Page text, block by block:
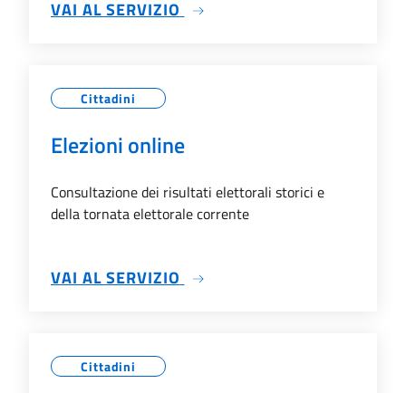
VAI AL SERVIZIO SU SERVIZI STATO CIVILE
Cittadini
Elezioni online
Consultazione dei risultati elettorali storici e
della tornata elettorale corrente
VAI AL SERVIZIO SU ELEZIONI ONLINE
Cittadini